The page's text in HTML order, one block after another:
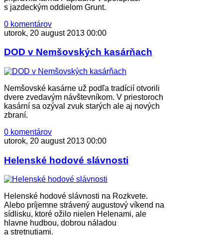
s jazdeckým oddielom Grunt.
0 komentárov
utorok, 20 august 2013 00:00
DOD v Nemšovských kasárňach
Nemšovské kasárne už podľa tradícií otvorili
dvere zvedavým návštevníkom. V priestoroch
kasární sa ozýval zvuk starých ale aj nových
zbraní.
0 komentárov
utorok, 20 august 2013 00:00
Helenské hodové slávnosti
Helenské hodové slávnosti na Rozkvete.
Alebo príjemne strávený augustový víkend na
sídlisku, ktoré ožilo nielen Helenami, ale
hlavne hudbou, dobrou náladou
a stretnutiami.